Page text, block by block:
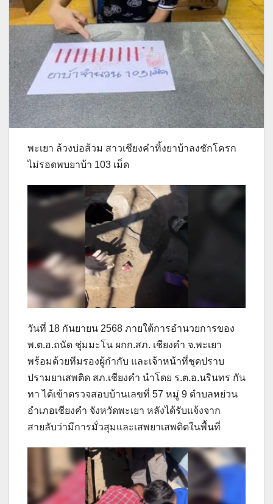
พะเยา ล้วงบ่อส้วม สาวเชียงคำทิ้งยาบ้าลงชักโครก
ไม่รอดพบยาบ้า 103 เม็ด
วันที่ 18 กันยายน 2568 ภายใต้การอำนวยการของ
พ.ต.อ.ถนัด ชุ่มมะโน ผกก.สภ. เชียงคำ จ.พะเยา
พร้อมด้วยทีมรองผู้กำกับ และเจ้าหน้าที่ชุดปราบ
ปรามยาเสพติด สภ.เชียงคำ นำโดย ร.ต.อ.นรินทร กัน
ทา ได้เข้าตรวจสอบบ้านเลขที่ 57 หมู่ 9 ตำบลหย่วน
อำเภอเชียงคำ จังหวัดพะเยา หลังได้รับแจ้งจาก
สายลับว่ามีการมั่วสุมและเสพยาเสพติดในพื้นที่